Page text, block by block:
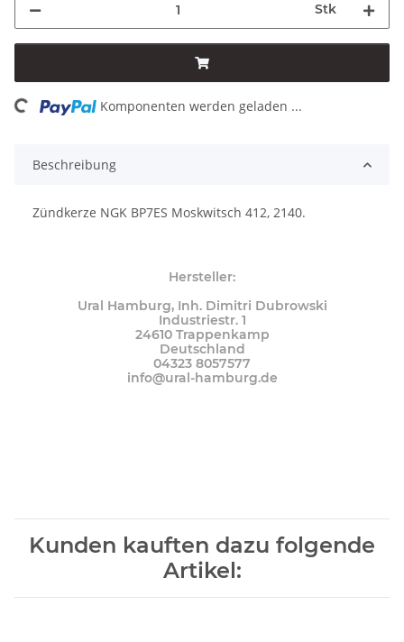
Stk
Komponenten werden geladen ...
Beschreibung
Zündkerze NGK BP7ES Moskwitsch 412, 2140.
Hersteller:
Ural Hamburg, Inh. Dimitri Dubrowski
Industriestr. 1
24610 Trappenkamp
Deutschland
04323 8057577
info@ural-hamburg.de
Kunden kauften dazu folgende
Artikel: